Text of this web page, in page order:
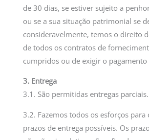
de 30 dias, se estiver sujeito a
ou se a sua situação patrimonial se
consideravelmente, temos o direito
de todos os contratos de
cumpridos ou de exigir o pagamento
3. Entrega
3.1. São permitidas entregas parciais.
3.2. Fazemos todos os esforços
prazos de entrega possíveis. Os